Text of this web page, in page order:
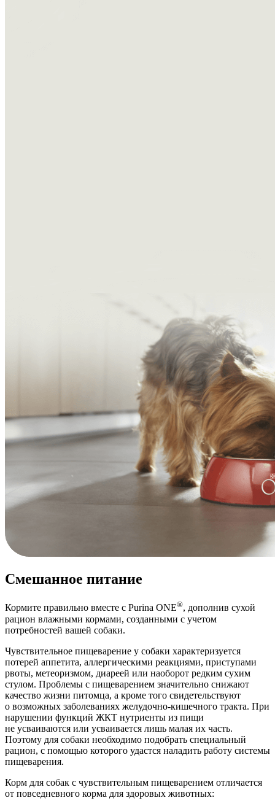
Смешанное питание
Кормите правильно вместе с Purina ONE®, дополнив сухой
рацион влажными кормами, созданными с учетом
потребностей вашей собаки.
Чувствительное пищеварение у собаки характеризуется
потерей аппетита, аллергическими реакциями, приступами
рвоты, метеоризмом, диареей или наоборот редким сухим
стулом. Проблемы с пищеварением значительно снижают
качество жизни питомца, а кроме того свидетельствуют
о возможных заболеваниях желудочно-кишечного тракта. При
нарушении функций ЖКТ нутриенты из пищи
не усваиваются или усваивается лишь малая их часть.
Поэтому для собаки необходимо подобрать специальный
рацион, с помощью которого удастся наладить работу системы
пищеварения.
Корм для собак с чувствительным пищеварением отличается
от повседневного корма для здоровых животных: